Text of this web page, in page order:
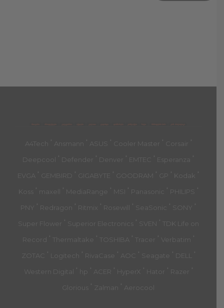
A4Tech ' Ansmann ' ASUS ' Cooler Master ' Corsair '
Deepcool ' Defender ' Denver ' EMTEC ' Esperanza '
EVGA ' GEMBIRD ' GIGABYTE ' GOODRAM ' GP ' Kodak '
Koss ' maxell ' MediaRange ' MSI ' Panasonic ' PHILIPS '
PNY ' Redragon ' Ritmix ' Rosewill ' SeaSonic ' SONY '
Super Flower ' Superior Electronics ' SVEN ' TDK Life on
Record ' Thermaltake ' TOSHIBA ' Tracer ' Verbatim '
ZOTAC ' Logitech ' RivaCase ' AOC ' Seagate ' DELL '
Western Digital ' hp ' ACER ' HyperX ' Hator ' Razer '
Glorious ' Zalman ' Aerocool